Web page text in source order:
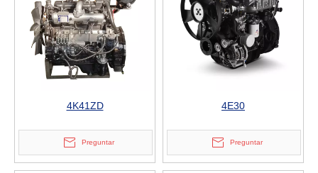
4K41ZD
Preguntar
4E30
Preguntar